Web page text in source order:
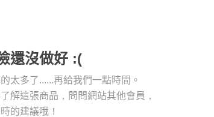
還沒做好 :(
太多了......再給我們一點時間。
解這張商品，問問網站其他會員，
的建議哦！